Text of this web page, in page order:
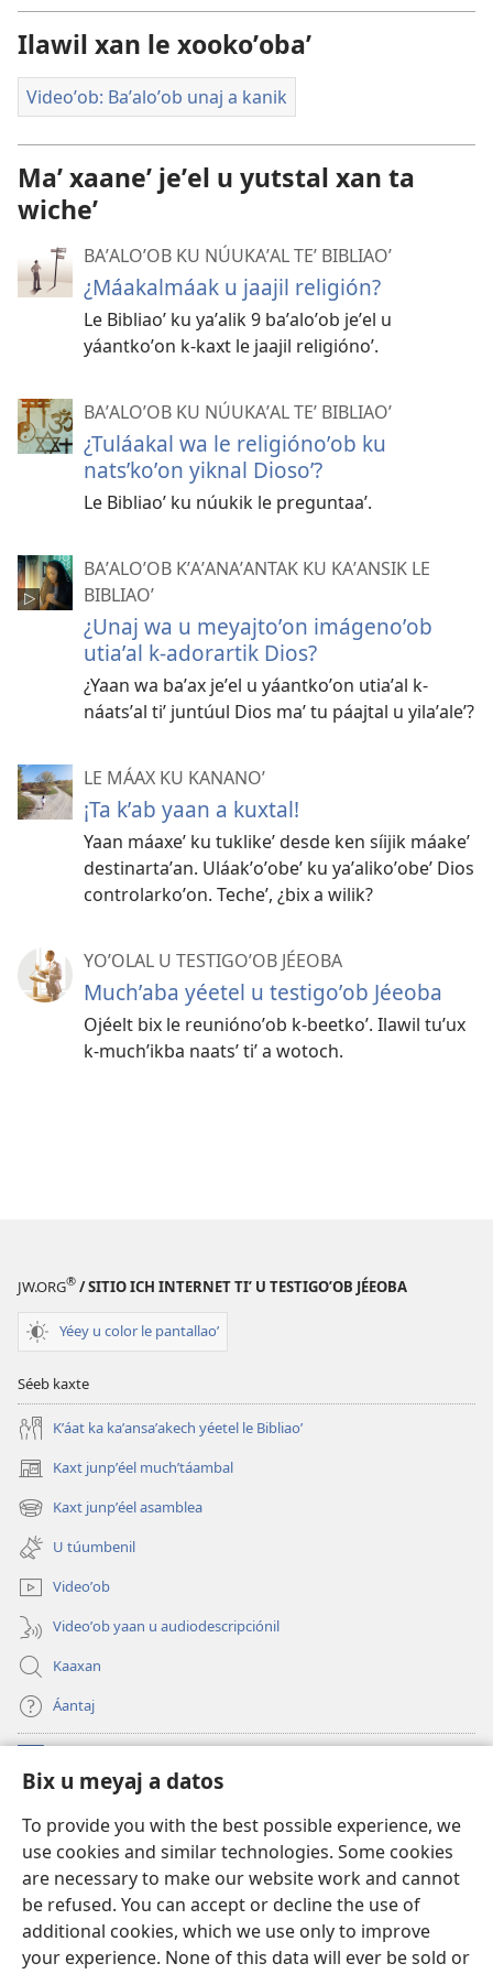
Bix u meyaj a datos
To provide you with the best possible experience, we
use cookies and similar technologies. Some cookies
are necessary to make our website work and cannot
be refused. You can accept or decline the use of
additional cookies, which we use only to improve
your experience. None of this data will ever be sold or
videooʼ
Ilawil xan le xookoʼobaʼ
Videoʼob: Baʼaloʼob unaj a kanik
Maʼ xaaneʼ jeʼel u yutstal xan ta
wicheʼ
BAʼALOʼOB KU NÚUKAʼAL TEʼ BIBLIAOʼ
¿Máakalmáak u jaajil religión?
Le Bibliaoʼ ku yaʼalik 9 baʼaloʼob jeʼel u
yáantkoʼon k-kaxt le jaajil religiónoʼ.
BAʼALOʼOB KU NÚUKAʼAL TEʼ BIBLIAOʼ
¿Tuláakal wa le religiónoʼob ku
natsʼkoʼon yiknal Diosoʼ?
Le Bibliaoʼ ku núukik le preguntaaʼ.
BAʼALOʼOB KʼAʼANAʼANTAK KU KAʼANSIK LE
BIBLIAOʼ
¿Unaj wa u meyajtoʼon imágenoʼob
utiaʼal k-adorartik Dios?
¿Yaan wa baʼax jeʼel u yáantkoʼon utiaʼal k-
náatsʼal tiʼ juntúul Dios maʼ tu páajtal u yilaʼaleʼ?
LE MÁAX KU KANANOʼ
¡Ta kʼab yaan a kuxtal!
Yaan máaxeʼ ku tuklikeʼ desde ken síijik máakeʼ
destinartaʼan. Uláakʼoʼobeʼ ku yaʼalikoʼobeʼ Dios
controlarkoʼon. Techeʼ, ¿bix a wilik?
YOʼOLAL U TESTIGOʼOB JÉEOBA
Muchʼaba yéetel u testigoʼob Jéeoba
Ojéelt bix le reuniónoʼob k-beetkoʼ. Ilawil tuʼux
k-muchʼikba naatsʼ tiʼ a wotoch.
JW.ORG® / SITIO ICH INTERNET TIʼ U TESTIGOʼOB JÉEOBA
Yéey u color le pantallaoʼ
Séeb kaxte
Kʼáat ka kaʼansaʼakech yéetel le Bibliaoʼ
Kaxt junpʼéel muchʼtáambal
(opens
new
window)
Kaxt junpʼéel asamblea
(opens
new
window)
U túumbenil
Videoʼob
Videoʼob yaan u audiodescripciónil
Kaaxan
Áantaj
(opens
new
Biblioteca ich Internet tiʼ le Watchtoweroʼ™
(opens
new
window)JW Hub
(opens
new
window)Aplicación JW Library ®